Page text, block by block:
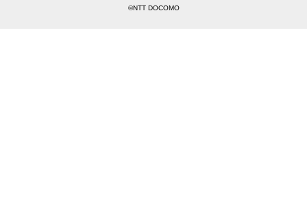
©NTT DOCOMO